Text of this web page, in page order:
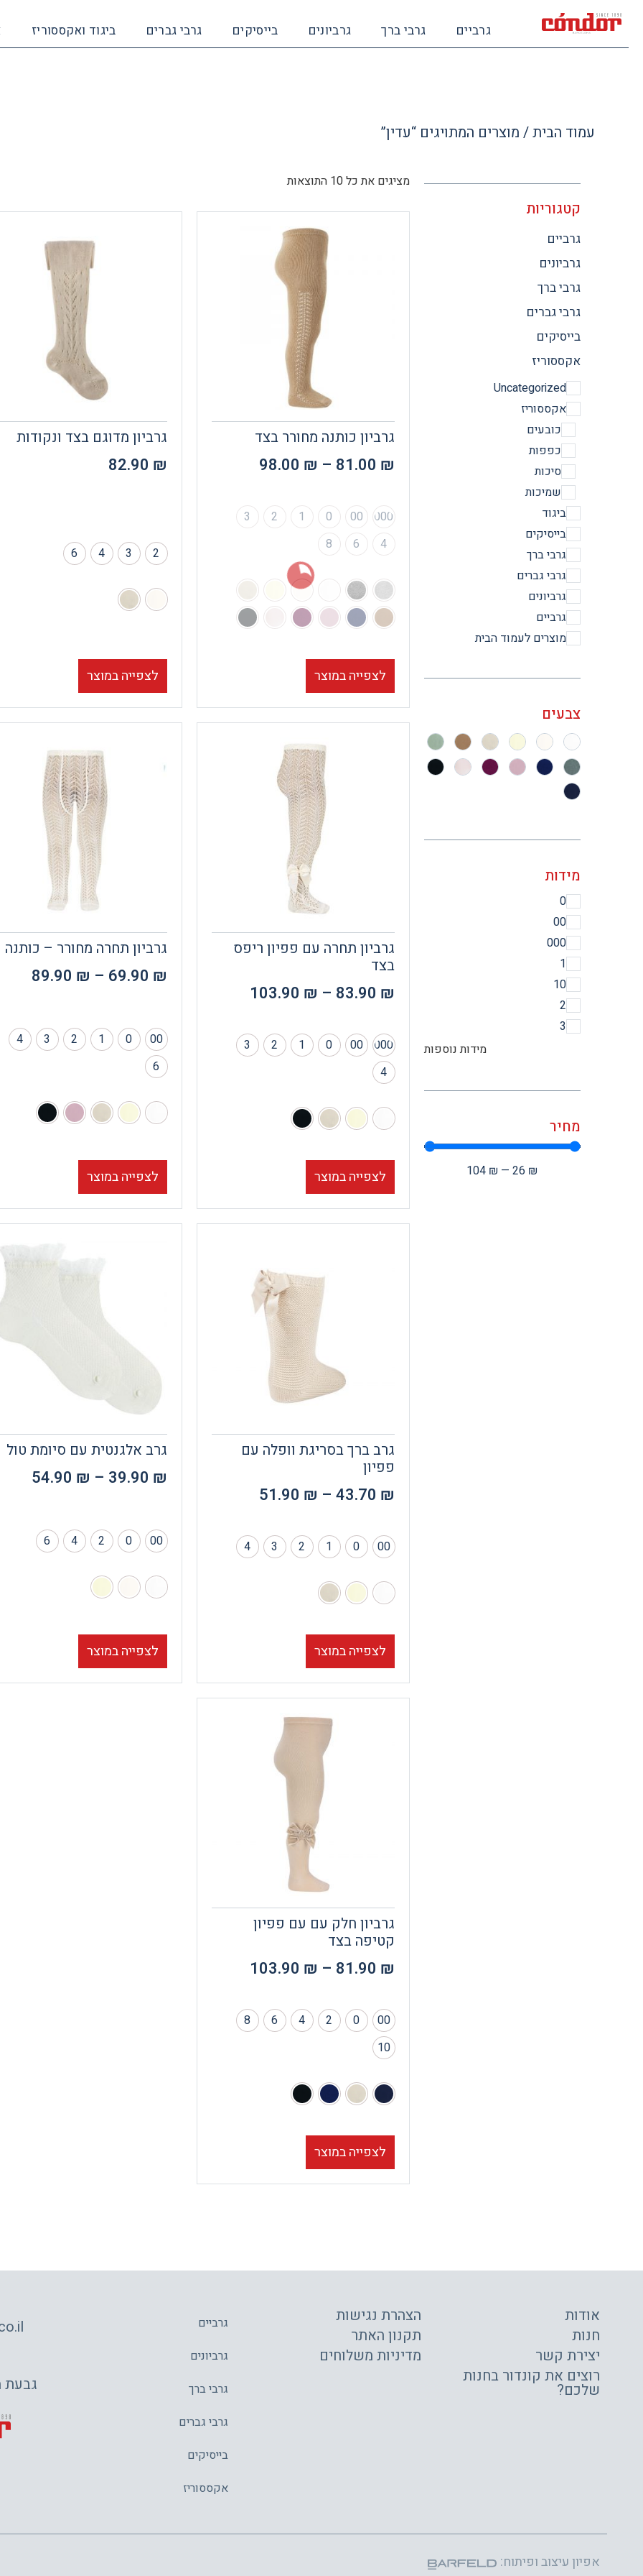
גרביים גרבי ברך גרביונים בייסיקים גרבי גברים ביגוד ואקססוריז
עמוד הבית/ מוצרים המתויגים “עדין”
קטגוריות
גרביים
גרביונים
גרבי ברך
גרבי גברים
בייסיקים
אקססוריז
Uncategorized
אקססוריז
כובעים
כפפות
סיכות
שמיכות
ביגוד
בייסיקים
גרבי ברך
גרבי גברים
גרביונים
גרביים
מוצרים לעמוד הבית
צבעים
מידות
0
00
000
1
10
2
3
מידות נוספות
מחיר
₪
26
—
₪
104
מציגים את כל ⁦10⁩ התוצאות
גרביון כותנה מחורר בצד
81.00 ₪
–
98.00 ₪
000
00
0
1
2
3
4
6
8
לצפייה במוצר
גרביון מדוגם בצד ונקודות
82.90 ₪
2
3
4
6
לצפייה במוצר
גרביון תחרה עם פפיון ריפס
בצד
83.90 ₪
–
103.90 ₪
000
00
0
1
2
3
4
לצפייה במוצר
גרביון תחרה מחורר – כותנה
69.90 ₪
–
89.90 ₪
00
0
1
2
3
4
6
לצפייה במוצר
גרב ברך בסריגת וופלה עם
פפיון
43.70 ₪
–
51.90 ₪
00
0
1
2
3
4
לצפייה במוצר
גרב אלגנטית עם סיומת טול
39.90 ₪
–
54.90 ₪
00
0
2
4
6
לצפייה במוצר
גרביון חלק עם עם פפיון
קטיפה בצד
81.90 ₪
–
103.90 ₪
00
0
2
4
6
8
10
לצפייה במוצר
אודות
חנות
יצירת קשר
רוצים את קונדור בחנות
שלכם?
הצהרת נגישות
תקנון האתר
מדיניות משלוחים
גרביים
גרביונים
גרבי ברך
גרבי גברים
בייסיקים
אקססוריז
גבעת משה
אפיון עיצוב ופיתוח: